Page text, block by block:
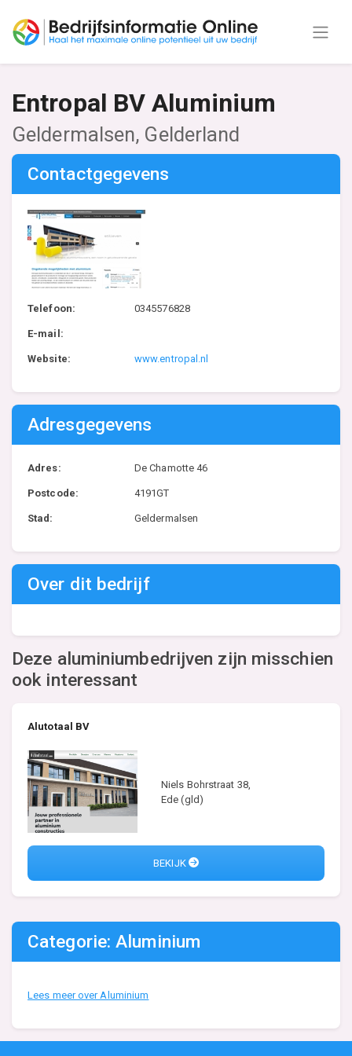
Entropal BV Aluminium
Geldermalsen, Gelderland
Contactgegevens
Telefoon: 0345576828
E-mail:
Website: www.entropal.nl
Adresgegevens
Adres: De Chamotte 46
Postcode: 4191GT
Stad: Geldermalsen
Over dit bedrijf
Deze aluminiumbedrijven zijn misschien
ook interessant
Alutotaal BV
Niels Bohrstraat 38,
Ede (gld)
BEKIJK
Categorie: Aluminium
Lees meer over Aluminium